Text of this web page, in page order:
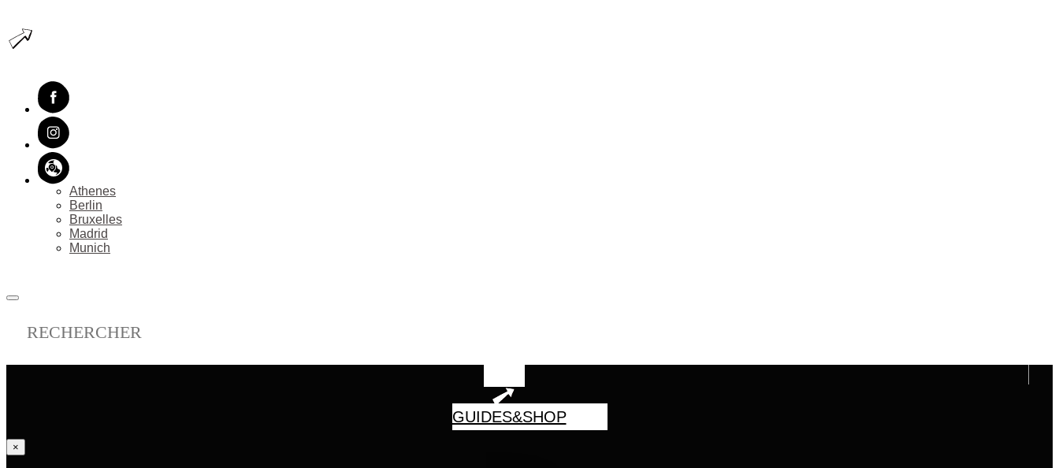
Athenes
Berlin
Bruxelles
Madrid
Munich
GUIDES&SHOP
×